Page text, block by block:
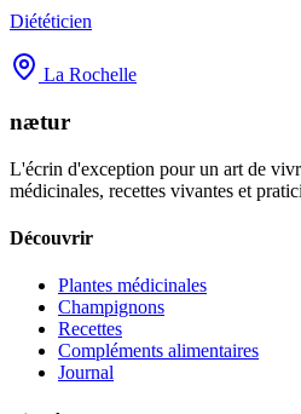
Diététicien
La Rochelle
nætur
L'écrin d'exception pour un art de
médicinales, recettes vivantes et
Découvrir
Plantes médicinales
Champignons
Recettes
Compléments alimentaires
Journal